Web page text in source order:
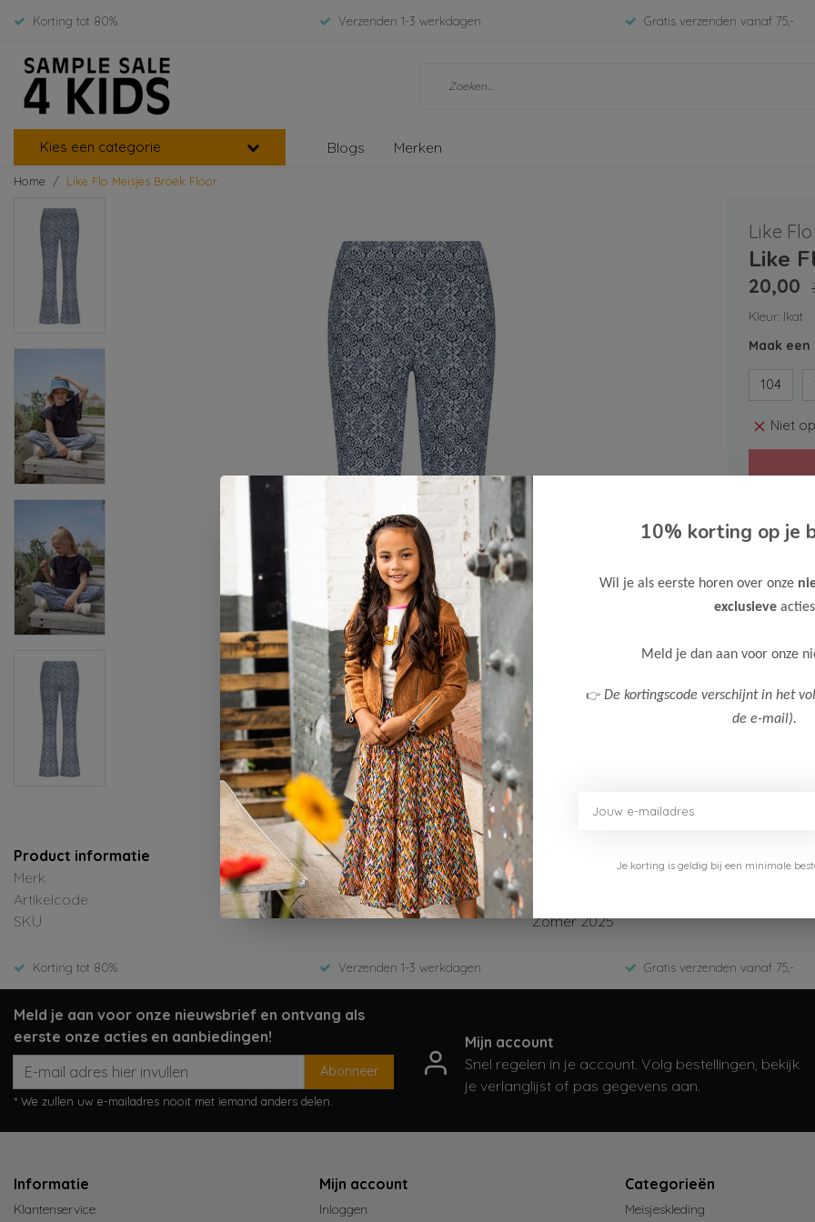
Korting tot 80% Verzenden 1-3 werkdagen Gratis verzenden vanaf 75,-
Kies een categorie Blogs Merken
Home Like Flo Meisjes Broek Floor
Like Flo
Like
20,00
Kleur: Ikat
Maak een
104
Niet
Gratis
Meer
Product informatie
Merk
Artikelcode
SKU
Zomer 2025
Korting tot 80% Verzenden 1-3 werkdagen Gratis verzenden vanaf 75,-
Meld je aan voor onze nieuwsbrief en ontvang als
eerste onze acties en aanbiedingen!
Abonneer
* We zullen uw e-mailadres nooit met iemand anders delen.
Mijn account
Snel regelen in je account. Volg bestellingen, bekijk
je verlanglijst of pas gegevens aan.
Informatie
Klantenservice
Mijn account
Inloggen
Categorieën
Meisjeskleding
10% korting op je
Wil je als eerste horen over onze
exclusieve
Meld je dan aan voor onze
👉 De kortingscode verschijnt in het
de e-mail).
Je korting is geldig bij een minimale